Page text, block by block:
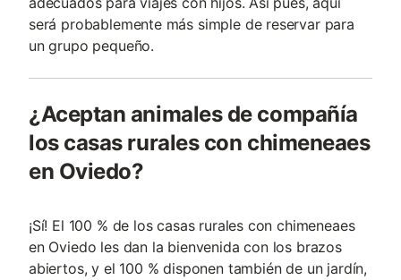
será probablemente más simple de reservar para
un grupo pequeño.
¿Aceptan animales de compañía
los casas rurales con chimeneaes
en Oviedo?
¡Sí! El 100 % de los casas rurales con chimeneaes
en Oviedo les dan la bienvenida con los brazos
abiertos, y el 100 % disponen también de un jardín,